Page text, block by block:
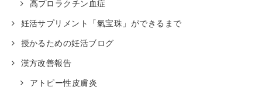
高プロラクチン血症
妊活サプリメント「氣宝珠」ができるまで
授かるための妊活ブログ
漢方改善報告
アトピー性皮膚炎